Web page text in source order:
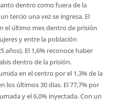
dentro como fuera de la
tercio una vez se ingresa. El
el último mes dentro de prisión
y entre la población
años). El 1,6% reconoce haber
dentro de la prisión.
en el centro por el 1,3% de la
los últimos 30 días. El 77,7% por
y el 6,0% inyectada. Con un